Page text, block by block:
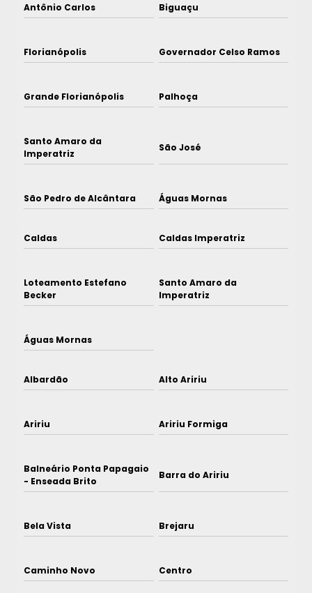
Antônio Carlos Biguaçu
Florianópolis Governador Celso Ramos
Grande Florianópolis Palhoça
Santo Amaro da
Imperatriz
São José
São Pedro de Alcântara Águas Mornas
Caldas Caldas Imperatriz
Loteamento Estefano
Becker
Santo Amaro da
Imperatriz
Águas Mornas
Albardão Alto Aririu
Aririu Aririu Formiga
Balneário Ponta Papagaio
- Enseada Brito
Barra do Aririu
Bela Vista Brejaru
Caminho Novo Centro